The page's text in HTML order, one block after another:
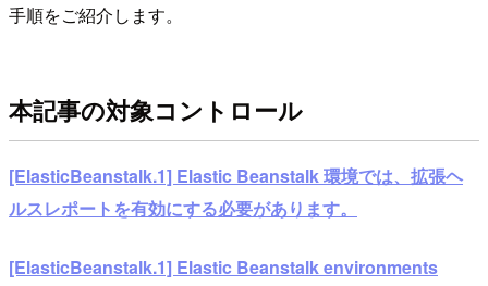
手順をご紹介します。
本記事の対象コントロール
[ElasticBeanstalk.1] Elastic Beanstalk 環境では、拡張ヘ
ルスレポートを有効にする必要があります。
[ElasticBeanstalk.1] Elastic Beanstalk environments